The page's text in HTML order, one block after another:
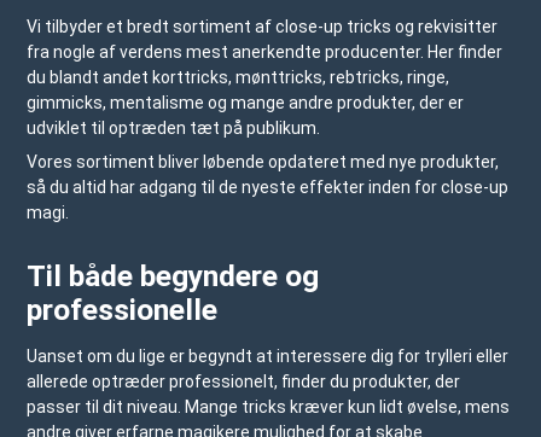
Vi tilbyder et bredt sortiment af close-up tricks og rekvisitter
fra nogle af verdens mest anerkendte producenter. Her finder
du blandt andet korttricks, mønttricks, rebtricks, ringe,
gimmicks, mentalisme og mange andre produkter, der er
udviklet til optræden tæt på publikum.
Vores sortiment bliver løbende opdateret med nye produkter,
så du altid har adgang til de nyeste effekter inden for close-up
magi.
Til både begyndere og
professionelle
Uanset om du lige er begyndt at interessere dig for trylleri eller
allerede optræder professionelt, finder du produkter, der
passer til dit niveau. Mange tricks kræver kun lidt øvelse, mens
andre giver erfarne magikere mulighed for at skabe